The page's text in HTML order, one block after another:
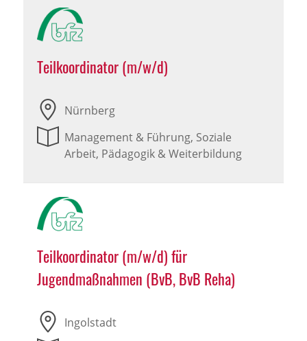
Teilkoordinator (m/w/d)
Nürnberg
Management & Führung, Soziale
Arbeit, Pädagogik & Weiterbildung
Teilkoordinator (m/w/d) für
Jugendmaßnahmen (BvB, BvB Reha)
Ingolstadt